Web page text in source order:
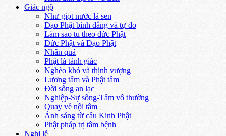
Giác ngộ
Như giọt nước lá sen
Đạo Phật bình đẳng và tự do
Làm sao tu theo đức Phật
Đức Phật và Đạo Phật
Nhân quả
Phật là tánh giác
Nghèo khó và thịnh vượng
Lương tâm và Phật tâm
Đời sống an lạc
Nghiệp-Sự sống-Tâm vô thường
Quay về nội tâm
Ánh sáng từ câu Kinh Phật
Phật pháp trị tâm bệnh
Nghi lễ